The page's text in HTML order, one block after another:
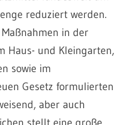
reduziert werden.
in der
Haus- und Kleingarten,
sowie im
Gesetz formulierten
aber auch